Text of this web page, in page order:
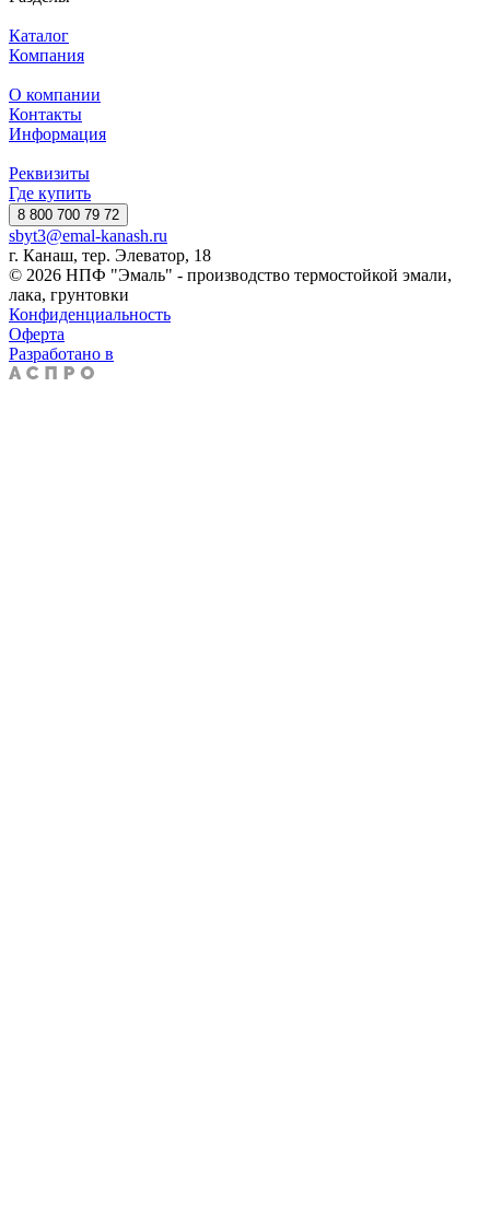
Каталог
Компания
О компании
Контакты
Информация
Реквизиты
Где купить
8 800 700 79 72
sbyt3@emal-kanash.ru
г. Канаш, тер. Элеватор, 18
© 2026 НПФ "Эмаль" - производство термостойкой эмали,
лака, грунтовки
Конфиденциальность
Оферта
Разработано в